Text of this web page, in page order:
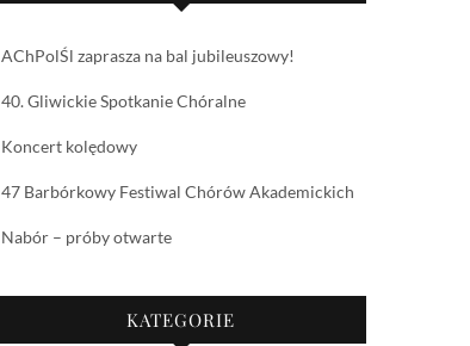
AChPolŚl zaprasza na bal jubileuszowy!
40. Gliwickie Spotkanie Chóralne
Koncert kolędowy
47 Barbórkowy Festiwal Chórów Akademickich
Nabór – próby otwarte
KATEGORIE